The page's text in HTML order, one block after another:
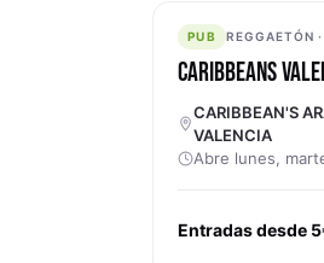
PUB
PUB REGGAETÓN
CARIBBEANS
CARIBBEAN'S
VALENCIA
Abre lunes,
Entradas desde